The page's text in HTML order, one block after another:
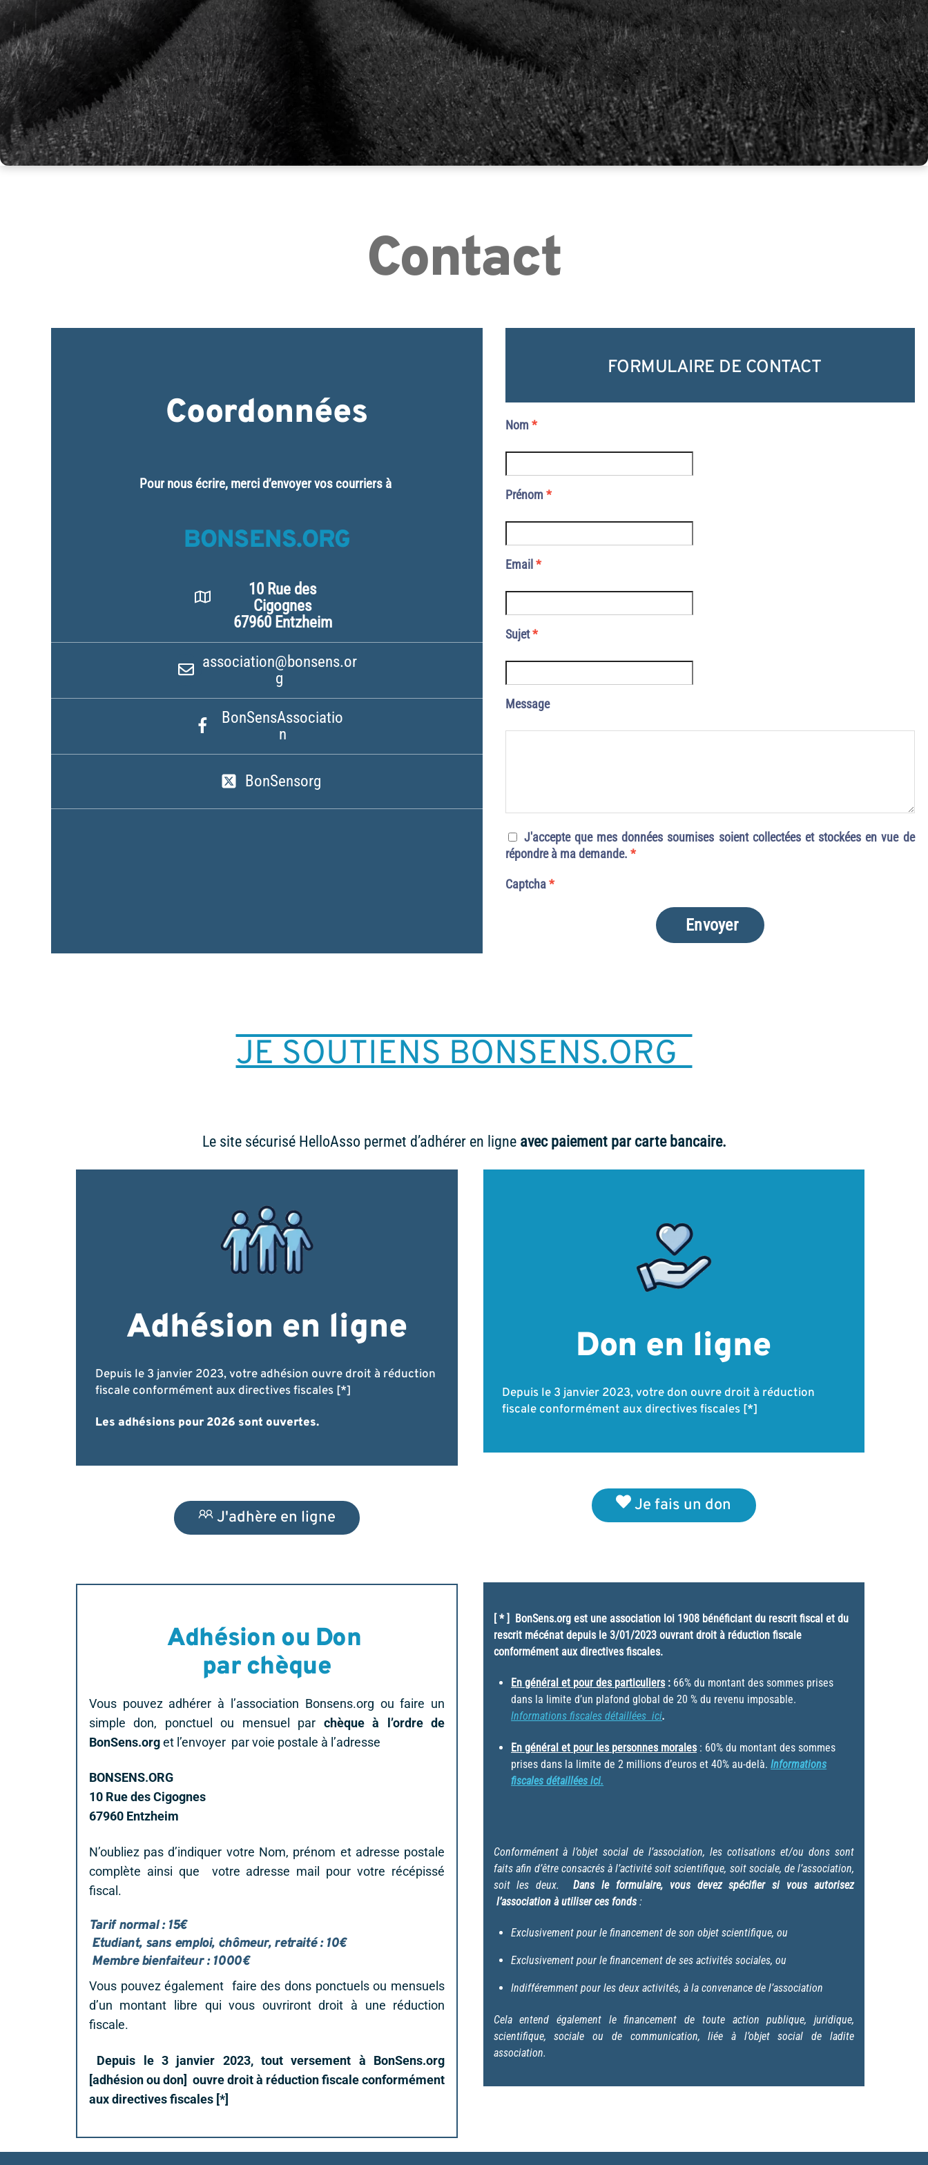
Contact
Coordonnées
Pour nous écrire, merci d’envoyer vos courriers à
BONSENS.ORG
10 Rue des
Cigognes
67960 Entzheim
association@bonsens.or
g
BonSensAssociatio
n
BonSensorg
FORMULAIRE DE CONTACT
Nom*
Prénom*
Email*
Sujet*
Message
J'accepte que mes données soumises soient collectées et stockées en vue de
répondre à ma demande.*
Captcha *
Envoyer
JE SOUTIENS BONSENS.ORG
Le site sécurisé HelloAsso permet d’adhérer en ligne avec paiement par carte bancaire.
Adhésion en ligne
Depuis le 3 janvier 2023, votre adhésion ouvre droit à réduction
fiscale conformément aux directives fiscales [*]
Les adhésions pour 2026 sont ouvertes.
J'adhère en ligne
Don en ligne
Depuis le 3 janvier 2023, votre don ouvre droit à réduction
fiscale conformément aux directives fiscales [*]
Je fais un don
Adhésion ou Don
par chèque
Vous pouvez adhérer à l’association Bonsens.org ou faire un
simple don, ponctuel ou mensuel par chèque à l’ordre de
BonSens.orget l’envoyer par voie postale à l’adresse
BONSENS.ORG
10 Rue des Cigognes
67960 Entzheim
N’oubliez pas d’indiquer votre Nom, prénom et adresse postale
complète ainsi que votre adresse mail pour votre récépissé
fiscal.
Tarif normal : 15€
Etudiant, sans emploi, chômeur, retraité : 10€
Membre bienfaiteur : 1000€
Vous pouvez également faire des dons ponctuels ou mensuels
d’un montant libre qui vous ouvriront droit à une réduction
fiscale.
Depuis le 3 janvier 2023, tout versement à BonSens.org
[adhésion ou don] ouvre droit à réduction fiscale conformément
aux directives fiscales [*]
[ * ] BonSens.org est une association loi 1908 bénéficiant du rescrit fiscal et du
rescrit mécénat depuis le 3/01/2023 ouvrant droit à réduction fiscale
conformément aux directives fiscales.
En général et pour des particuliers : 66% du montant des sommes prises
dans la limite d’un plafond global de 20 % du revenu imposable.
Informations fiscales détaillées ici.
En général et pour les personnes morales : 60% du montant des sommes
prises dans la limite de 2 millions d’euros et 40% au-delà.Informations
fiscales détaillées ici.
Conformément à l’objet social de l’association, les cotisations et/ou dons sont
faits afin d’être consacrés à l’activité soit scientifique, soit sociale, de l’association,
soit les deux.Dans le formulaire, vous devez spécifier si vous autorisez
l’association à utiliser ces fonds:
Exclusivement pour le financement de son objet scientifique, ou
Exclusivement pour le financement de ses activités sociales, ou
Indifféremment pour les deux activités, à la convenance de l’association
Cela entend également le financement de toute action publique, juridique,
scientifique, sociale ou de communication, liée à l’objet social de ladite
association.